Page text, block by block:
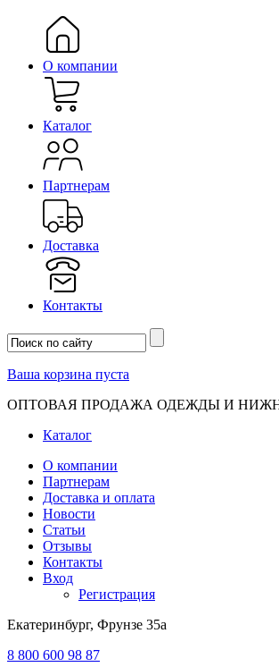
О компании
Каталог
Партнерам
Доставка
Контакты
Ваша корзина пуста
ОПТОВАЯ ПРОДАЖА ОДЕЖДЫ И
Каталог
О компании
Партнерам
Доставка и оплата
Новости
Статьи
Отзывы
Контакты
Вход
Регистрация
Екатеринбург, Фрунзе 35а
8 800 600 98 87